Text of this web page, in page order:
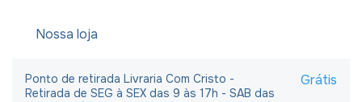
Nossa loja
Ponto de retirada Livraria Com Cristo -
Retirada de SEG à SEX das 9 às 17h - SAB das
Grátis